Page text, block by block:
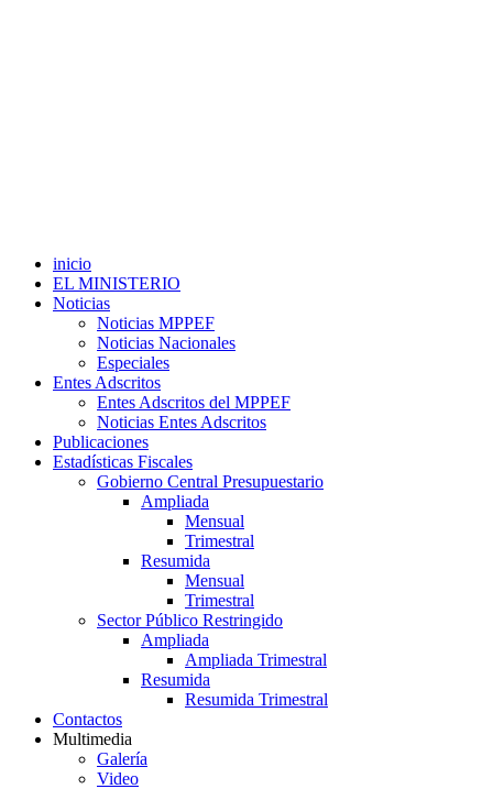
inicio
EL MINISTERIO
Noticias
Noticias MPPEF
Noticias Nacionales
Especiales
Entes Adscritos
Entes Adscritos del MPPEF
Noticias Entes Adscritos
Publicaciones
Estadísticas Fiscales
Gobierno Central Presupuestario
Ampliada
Mensual
Trimestral
Resumida
Mensual
Trimestral
Sector Público Restringido
Ampliada
Ampliada Trimestral
Resumida
Resumida Trimestral
Contactos
Multimedia
Galería
Video